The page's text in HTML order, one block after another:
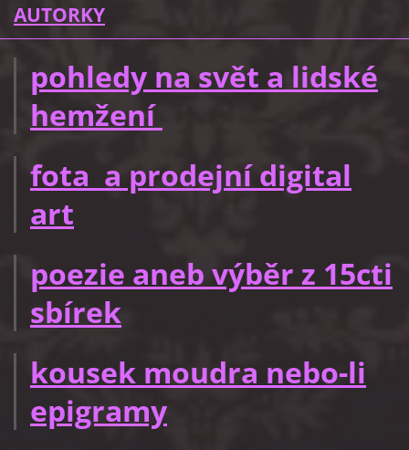
AUTORKY
pohledy na svět a lidské
hemžení
fota a prodejní digital
art
poezie aneb výběr z 15cti
sbírek
kousek moudra nebo-li
epigramy